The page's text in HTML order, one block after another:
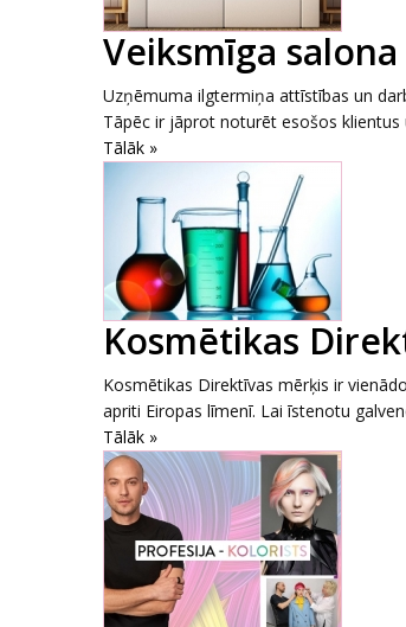
Veiksmīga
Uzņēmuma ilgtermiņa attīstības un
Tāpēc ir jāprot noturēt esošos klientus
Tālāk »
Kosmētikas
Kosmētikas Direktīvas mērķis ir
apriti Eiropas līmenī. Lai īstenotu
Tālāk »